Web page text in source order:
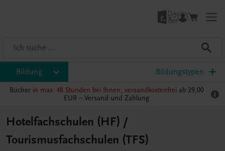
Bildung Bildungstypen
Bücher in max. 48 Stunden bei Ihnen, versandkostenfrei ab 29,00
EUR – Versand und Zahlung
Hotelfachschulen (HF) /
Tourismusfachschulen (TFS)